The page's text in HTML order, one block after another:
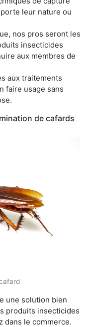
leur nature ou
nos pros seront les
insecticides
aux membres de
aux traitements
faire usage sans
de cafards
une solution bien
produits insecticides
dans le commerce.